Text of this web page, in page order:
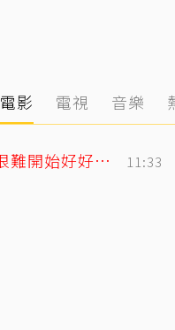
電影 電視 音樂
遭控當小三！姜厚任女友發千字文「不學邏輯很難開始好好活」 11:33